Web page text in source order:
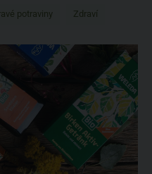
potraviny Zdraví